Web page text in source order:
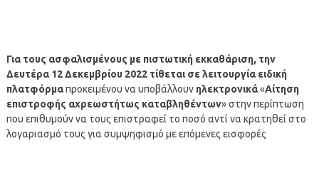
Για τους ασφαλισμένους με πιστωτική εκκαθάριση, την
Δευτέρα 12 Δεκεμβρίου 2022 τίθεται σε λειτουργία ειδική
πλατφόρμαπροκειμένου να υποβάλλουν ηλεκτρονικά«Αίτηση
επιστροφής αχρεωστήτως καταβληθέντων» στην περίπτωση
που επιθυμούν να τους επιστραφεί το ποσό αντί να κρατηθεί στο
λογαριασμό τους για συμψηφισμό με επόμενες εισφορές